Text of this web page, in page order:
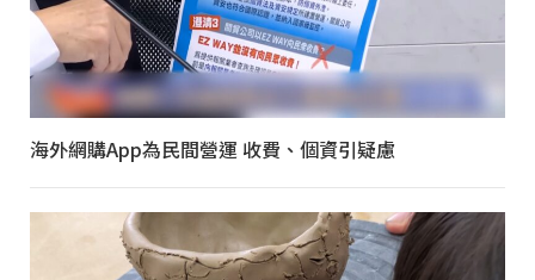
海外網購App為民間營運 收費、個資引疑慮